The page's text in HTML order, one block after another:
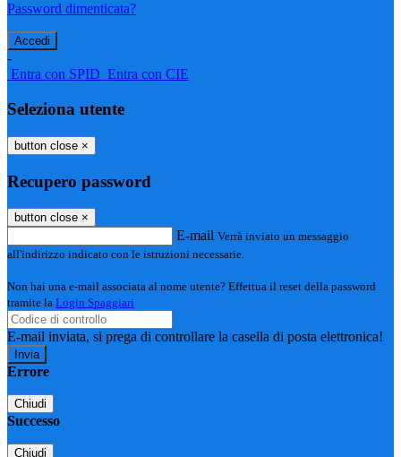
Password dimenticata?
-
Entra con SPID Entra con CIE
Seleziona utente
button close ×
Recupero password
button close ×
E-mail Verrà inviato un messaggio
all'indirizzo indicato con le istruzioni necessarie.
Non hai una e-mail associata al nome utente? Effettua il reset della password
tramite la Login Spaggiari
E-mail inviata, si prega di controllare la casella di posta elettronica!
Errore
Chiudi
Successo
Chiudi